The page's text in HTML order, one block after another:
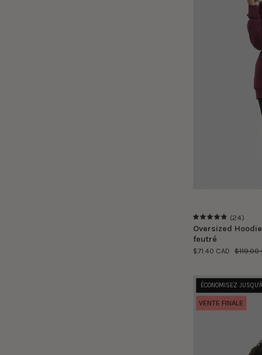
4.9
(24)
Oversized
feutré
$71.40 CAD $119.00
ÉCONOMISEZ
VENTE FINALE